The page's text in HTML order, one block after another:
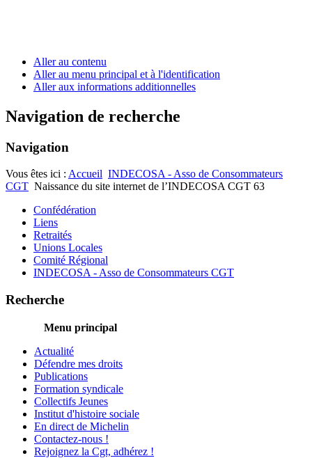
Aller au contenu
Aller au menu principal et à l'identification
Aller aux informations additionnelles
Navigation de recherche
Navigation
Vous êtes ici : Accueil INDECOSA - Asso de Consommateurs
CGT Naissance du site internet de l’INDECOSA CGT 63
Confédération
Liens
Retraités
Unions Locales
Comité Régional
INDECOSA - Asso de Consommateurs CGT
Recherche
Menu principal
Actualité
Défendre mes droits
Publications
Formation syndicale
Collectifs Jeunes
Institut d'histoire sociale
En direct de Michelin
Contactez-nous !
Rejoignez la Cgt, adhérez !